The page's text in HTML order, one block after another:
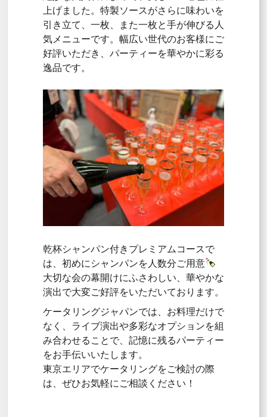
上げました。特製ソースがさらに味わいを
引き立て、一枚、また一枚と手が伸びる人
気メニューです。幅広い世代のお客様にご
好評いただき、パーティーを華やかに彩る
逸品です。
乾杯シャンパン付きプレミアムコースで
は、初めにシャンパンを人数分ご用意
大切な会の幕開けにふさわしい、華やかな
演出で大変ご好評をいただいております。
ケータリングジャパンでは、お料理だけで
なく、ライブ演出や多彩なオプションを組
み合わせることで、記憶に残るパーティー
をお手伝いいたします。
東京エリアでケータリングをご検討の際
は、ぜひお気軽にご相談ください！